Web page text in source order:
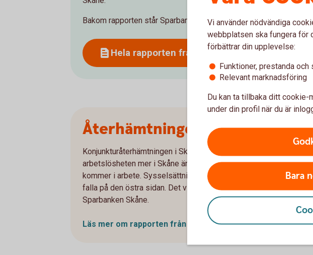
Bakom rapporten står Sparbanken Skåne i samarbete med
Hela rapporten från maj 2026 (pdf)
Återhämtningen växlar upp i
Konjunkturåterhämtningen i Skåne har börjat ta fart, trots en
arbetslösheten mer i Skåne än i övriga storstadslän, i takt med
kommer i arbete. Sysselsättningen i näringslivet ökar i västra
falla på den östra sidan. Det visar vårens utgåva av rapporten
Sparbanken Skåne.
Läs mer om rapporten från maj 2026
Vi använder nödvändiga
webbplatsen ska fungera för
förbättrar din upplevelse:
Funktioner, prestanda och
Relevant marknadsföring
Du kan ta tillbaka ditt cookie-
under din profil när du är
Bara